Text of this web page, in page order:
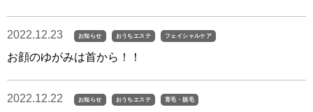
2022.12.23 お知らせ おうちエステ フェイシャルケア
お顔のゆがみは首から！！
2022.12.22 お知らせ おうちエステ 育毛・脱毛